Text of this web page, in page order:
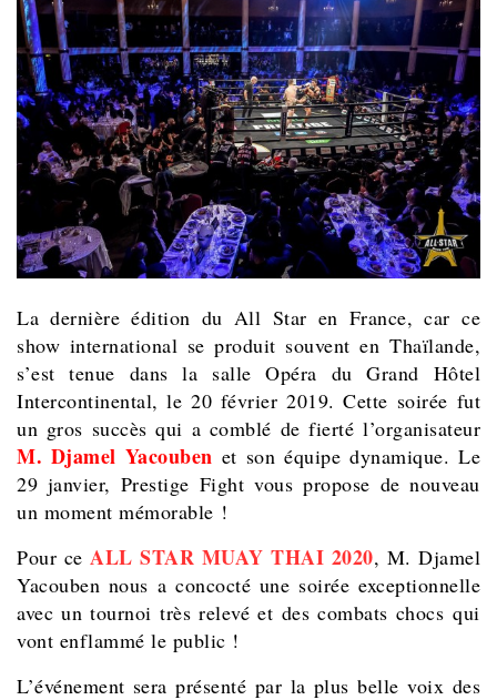
La dernière édition du All Star en France, car ce
show international se produit souvent en Thaïlande,
s’est tenue dans la salle Opéra du Grand Hôtel
Intercontinental, le 20 février 2019. Cette soirée fut
un gros succès qui a comblé de fierté l’organisateur
M. Djamel Yacouben et son équipe dynamique. Le
29 janvier, Prestige Fight vous propose de nouveau
un moment mémorable !
Pour ce ALL STAR MUAY THAI 2020, M. Djamel
Yacouben nous a concocté une soirée exceptionnelle
avec un tournoi très relevé et des combats chocs qui
vont enflammé le public !
L’événement sera présenté par la plus belle voix des